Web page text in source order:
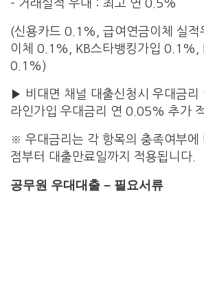
– 거래실적 우대 : 최고 연 0.5%
(신용카드 0.1%, 급여연금이체 실
이체 0.1%, KB스타뱅킹가입 0.1%,
0.1%)
▶ 비대면 채널 대출신청시 우대금
라인가입 우대금리 연 0.05% 추가
※ 우대금리는 각 항목의 충족여부에
점부터 대출만료일까지 적용됩니다.
공무원 우대대출 – 필요서류